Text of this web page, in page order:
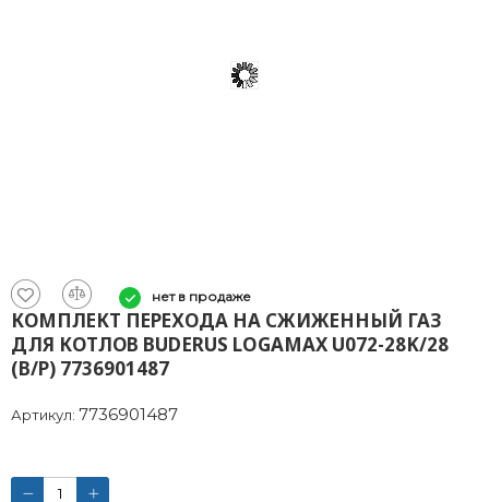
нет в продаже
КОМПЛЕКТ ПЕРЕХОДА НА СЖИЖЕННЫЙ ГАЗ
ДЛЯ КОТЛОВ BUDERUS LOGAMAX U072-28K/28
(В/Р) 7736901487
Артикул: 7736901487